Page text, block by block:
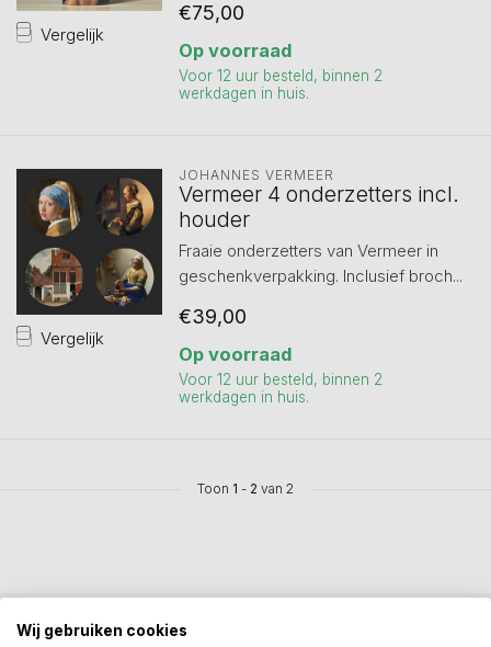
Vergelijk
€75,00
Op voorraad
Voor 12 uur besteld, binnen 2
werkdagen in huis.
Vergelijk
JOHANNES VERMEER
Vermeer 4 onderzetters incl.
houder
Fraaie onderzetters van Vermeer in
geschenkverpakking. Inclusief broch...
€39,00
Op voorraad
Voor 12 uur besteld, binnen 2
werkdagen in huis.
Toon 1 - 2 van 2
Mis onze nieuwsbrief niet
Wij gebruiken cookies